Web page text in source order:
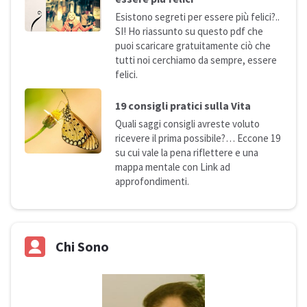
Esistono segreti per essere più felici?..
SI! Ho riassunto su questo pdf che
puoi scaricare gratuitamente ciò che
tutti noi cerchiamo da sempre, essere
felici.
19 consigli pratici sulla Vita
Quali saggi consigli avreste voluto
ricevere il prima possibile?… Eccone 19
su cui vale la pena riflettere e una
mappa mentale con Link ad
approfondimenti.
Chi Sono